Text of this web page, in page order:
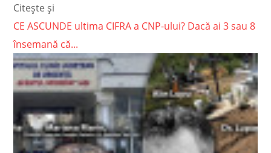
Citește și
CE ASCUNDE ultima CIFRA a CNP-ului? Dacă ai 3 sau 8
însemană că...